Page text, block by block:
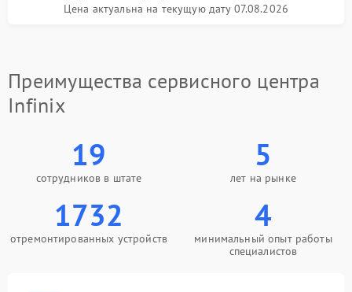
Цена актуальна на текущую дату 07.08.2026
Преимущества сервисного центра
Infinix
19
сотрудников в штате
5
лет на рынке
1732
отремонтированных устройств
4
минимальный опыт работы
специалистов